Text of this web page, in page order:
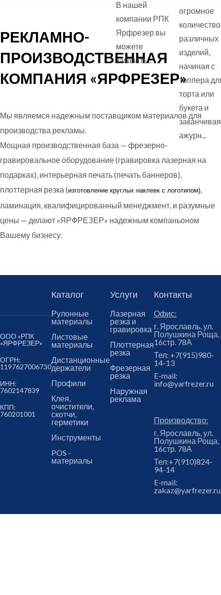
В нашей
компании РПК
Ярфрезер вы
можете
заказать...
огромное
количество
различных
изделий,
начиная с
топпера
торта или
букета и
заканчивая
ажурн...
РЕКЛАМНО-
ПРОИЗВОДСТВЕННАЯ
КОМПАНИЯ «ЯРФРЕЗЕР»
Мы являемся надежным поставщиком материалов для
производства рекламы.
Мощная производственная база — фрезерно-
гравировальное оборудование (гравировка лазерная на
подарках), интерьерная печать (печать баннеров),
плоттерная резка (изготовление круглых наклеек с логотипом),
ламинация, квалифицированный менеджмент, и разумные
цены — делают «ЯРФРЕЗЕР» надежным компаньоном
Вашему бизнесу.
ООО «РПК
«ЯРФРЕЗЕР»
ОГРН:
1197627006730
ИНН:
7602147839
КПП:
760201001
Каталог
Рулонные
материалы
Листовые
материалы
Дистанционные
держатели
Профили
Клея,
очистители,
скотчи,
герметики
Инструменты
POS -
материалы
Услуги
Лазерная
резка и
гравировка
Плоттерная
резка
Фрезерная
резка
Наружная
реклама
Контакты
Офис:
г. Ярославль, ул.
Полушкина Роща,
16стр. 78А
Тел: +7(915)980-
14-13
E-mail:
info@yarfrezer.ru
Производство:
г. Ярославль, ул.
Полушкина Роща,
16стр. 78А
Тел:+7(910)824-
94-14
E-mail:
zakaz@yarfrezer.ru